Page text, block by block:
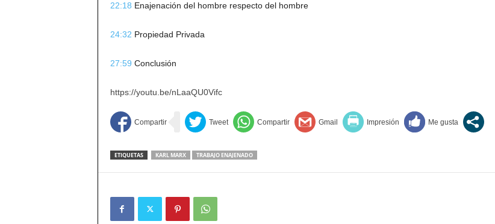
22:18 Enajenación del hombre respecto del hombre
24:32 Propiedad Privada
27:59 Conclusión
https://youtu.be/nLaaQU0Vifc
ETIQUETAS KARL MARX TRABAJO ENAJENADO